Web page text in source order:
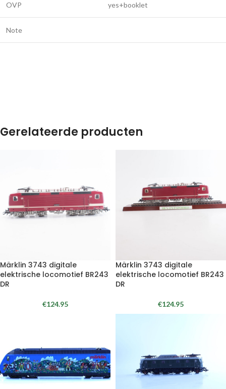
OVP yes+booklet
Note
Gerelateerde producten
Märklin 3743 digitale
elektrische locomotief BR243
DR
€124.95
Märklin 3743 digitale
elektrische locomotief BR243
DR
€124.95